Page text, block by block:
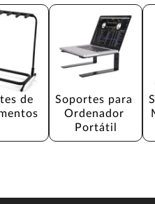
de
Soportes para
Ordenador
Portátil